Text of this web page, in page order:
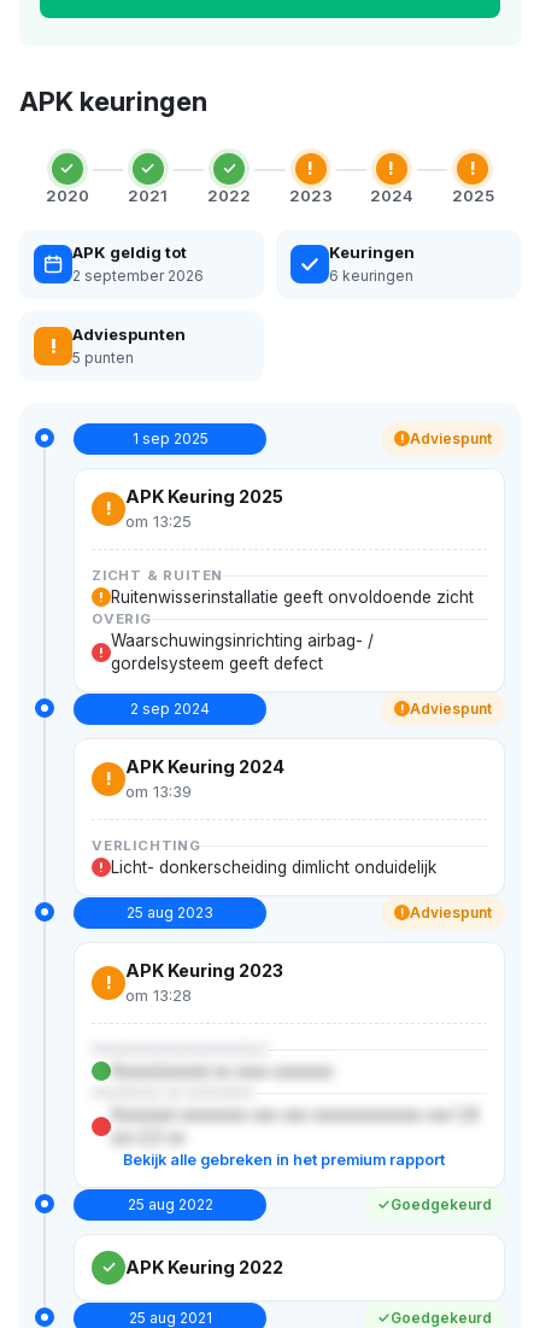
APK keuringen
2020 2021 2022
!
2023
!
2024
!
2025
APK geldig tot
2 september 2026
Keuringen
6 keuringen
! Adviespunten
5 punten
1 sep 2025 ! Adviespunt
!
APK Keuring 2025
om 13:25
ZICHT & RUITEN
! Ruitenwisserinstallatie geeft onvoldoende zicht
OVERIG
!
Waarschuwingsinrichting airbag- /
gordelsysteem geeft defect
2 sep 2024 ! Adviespunt
!
APK Keuring 2024
om 13:39
VERLICHTING
! Licht- donkerscheiding dimlicht onduidelijk
25 aug 2023 ! Adviespunt
!
APK Keuring 2023
om 13:28
XXXXXXXXXXXXXXX
Xxxxx(xxxxx) xx xxxx xxxxxxx
Xxxx(xx) xxxxxxxx xxx xxx xxxxxxxxxxxxx xxx 1,6
Bekijk alle gebreken in het premium rapport
25 aug 2022 Goedgekeurd
APK Keuring 2022
25 aug 2021 Goedgekeurd